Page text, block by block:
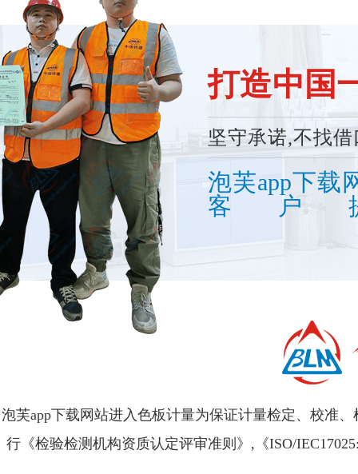
打造中国
坚守承诺,不找
泡芙app下载
客户
泡芙app下载网站进入色板计量为保证计量检定、校准、
行《检验检测机构资质认定评审准则》,《ISO/